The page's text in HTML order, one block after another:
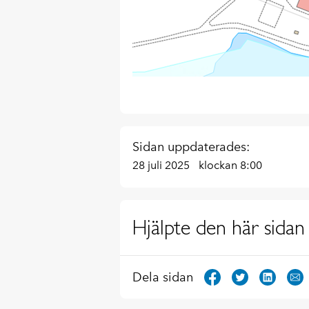
Sidan uppdaterades:
28 juli 2025 klockan 8:00
Hjälpte den här sidan
Dela sidan